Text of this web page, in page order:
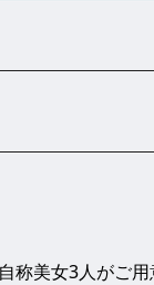
称美女3人がご用